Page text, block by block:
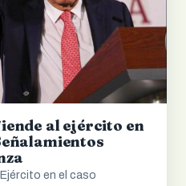
al ejército en
en el caso